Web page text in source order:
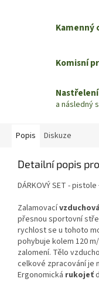
Kamenný
Komisní
Nastřelení
a následný
Popis Diskuze
Detailní popis
DÁRKOVÝ SET -
Zalamovací
přesnou sportovní
rychlost se u tohoto
pohybuje kolem 120
zalomení. Tělo
celkové zpracování je
Ergonomická rukojeť